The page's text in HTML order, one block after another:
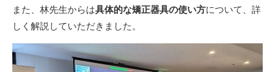
また、林先生からは具体的な矯正器具の使い方について、詳
しく解説していただきました。